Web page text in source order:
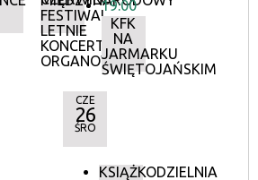
FESTIWAL
LETNIE
KONCERTY
ORGANOWE
19:00
KFK
NA
JARMARKU
ŚWIĘTOJAŃSKIM
CZE
26
ŚRO
KSIĄŻKODZIELNIA